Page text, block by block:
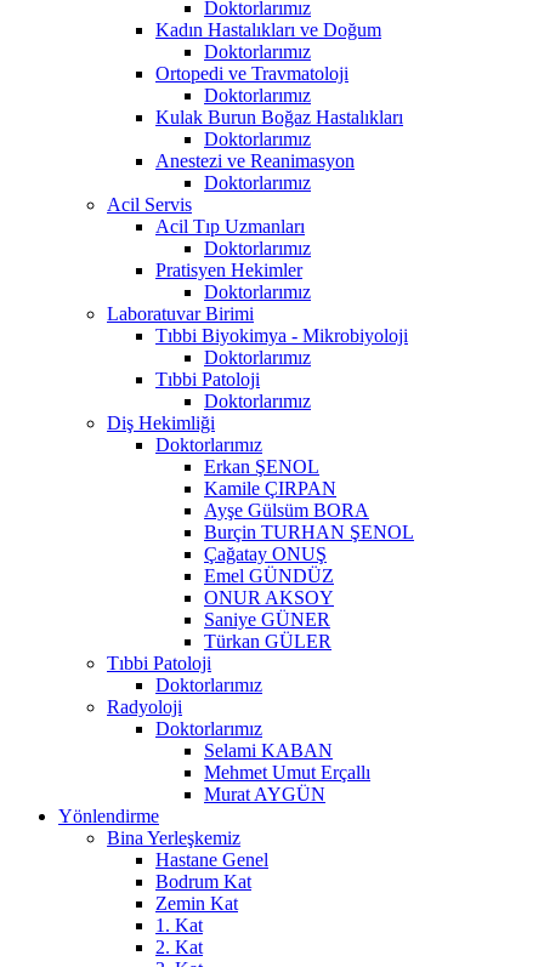
Doktorlarımız
Kadın Hastalıkları ve Doğum
Doktorlarımız
Ortopedi ve Travmatoloji
Doktorlarımız
Kulak Burun Boğaz Hastalıkları
Doktorlarımız
Anestezi ve Reanimasyon
Doktorlarımız
Acil Servis
Acil Tıp Uzmanları
Doktorlarımız
Pratisyen Hekimler
Doktorlarımız
Laboratuvar Birimi
Tıbbi Biyokimya - Mikrobiyoloji
Doktorlarımız
Tıbbi Patoloji
Doktorlarımız
Diş Hekimliği
Doktorlarımız
Erkan ŞENOL
Kamile ÇIRPAN
Ayşe Gülsüm BORA
Burçin TURHAN ŞENOL
Çağatay ONUŞ
Emel GÜNDÜZ
ONUR AKSOY
Saniye GÜNER
Türkan GÜLER
Tıbbi Patoloji
Doktorlarımız
Radyoloji
Doktorlarımız
Selami KABAN
Mehmet Umut Erçallı
Murat AYGÜN
Yönlendirme
Bina Yerleşkemiz
Hastane Genel
Bodrum Kat
Zemin Kat
1. Kat
2. Kat